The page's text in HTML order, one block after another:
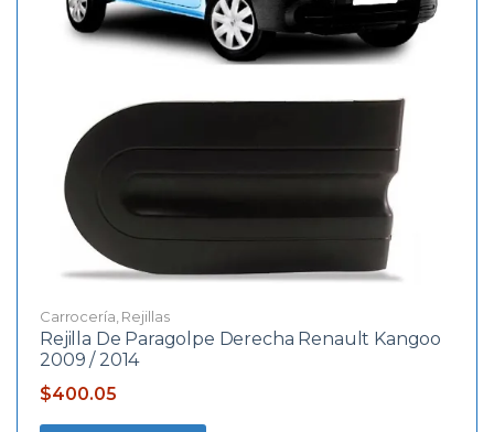
Carrocería Rejillas
Rejilla De Paragolpe Derecha Renault Kangoo
2009 / 2014
$400.05